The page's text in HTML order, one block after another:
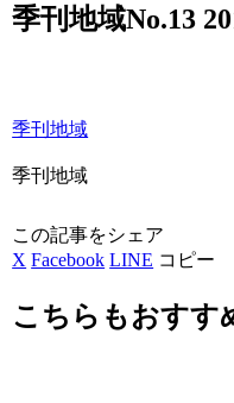
季刊地域No.13
季刊地域
季刊地域
この記事をシェア
X Facebook LINE コピー
こちらもおすす